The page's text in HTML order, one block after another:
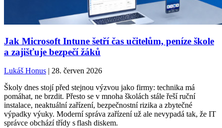
Jak Microsoft Intune šetří čas učitelům, peníze škole
a zajišťuje bezpečí žáků
Lukáš Honus | 28. červen 2026
Školy dnes stojí před stejnou výzvou jako firmy: technika má
pomáhat, ne brzdit. Přesto se v mnoha školách stále řeší ruční
instalace, neaktuální zařízení, bezpečnostní rizika a zbytečné
výpadky výuky. Moderní správa zařízení už ale nevypadá tak, že IT
správce obchází třídy s flash diskem.